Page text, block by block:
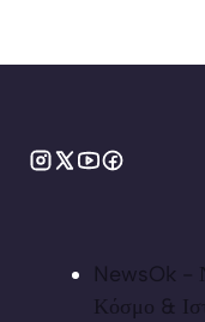
NewsOk -
Κόσμο &